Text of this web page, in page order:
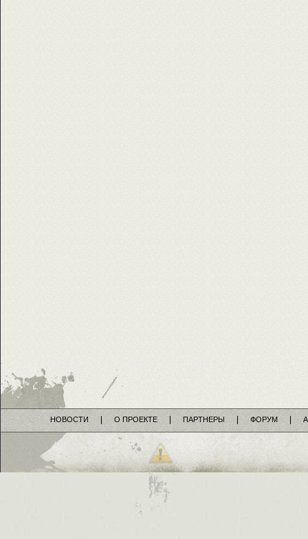
НОВОСТИ О ПРОЕКТЕ ПАРТНЕРЫ ФОРУМ